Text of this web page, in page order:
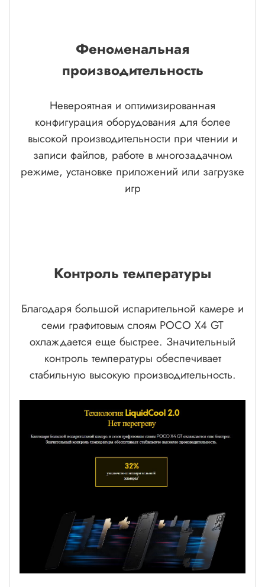
Феноменальная
производительность
Невероятная и оптимизированная
конфигурация оборудования для более
высокой производительности при чтении и
записи файлов, работе в многозадачном
режиме, установке приложений или загрузке
игр
Контроль температуры
Благодаря большой испарительной камере и
семи графитовым слоям POCO X4 GT
охлаждается еще быстрее. Значительный
контроль температуры обеспечивает
стабильную высокую производительность.